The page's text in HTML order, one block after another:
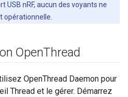
USB nRF, aucun des voyants ne
opérationnelle.
OpenThread
OpenThread Daemon pour
Thread et le gérer. Démarrez